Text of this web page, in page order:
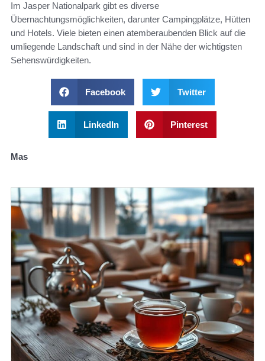
Im Jasper Nationalpark gibt es diverse
Übernachtungsmöglichkeiten, darunter Campingplätze, Hütten
und Hotels. Viele bieten einen atemberaubenden Blick auf die
umliegende Landschaft und sind in der Nähe der wichtigsten
Sehenswürdigkeiten.
Facebook Twitter
LinkedIn Pinterest
Mas